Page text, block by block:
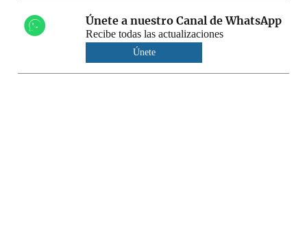
Únete a nuestro Canal de WhatsApp
Recibe todas las actualizaciones
Únete